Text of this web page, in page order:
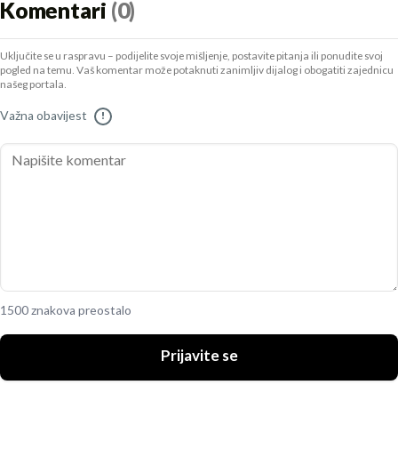
Komentari (0)
Uključite se u raspravu – podijelite svoje mišljenje, postavite pitanja ili ponudite svoj
pogled na temu. Vaš komentar može potaknuti zanimljiv dijalog i obogatiti zajednicu
našeg portala.
Važna obavijest !
1500 znakova preostalo
Prijavite se